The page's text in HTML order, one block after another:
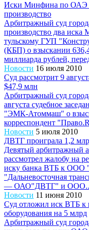
Иски Минфина по ОАЭ
производство
Арбитражный суд
производство два иска
тульскому ГУП
(КБП) о взыскании
миллиарда рублей,
Новости 16 июля 2010
Суд рассмотрит 9
$47,9 млн
Арбитражный суд
августа судебное
"ЭМК-Атоммаш" о
корреспондент
Новости 5 июля 2010
ДВТГ проиграла 1,2
Девятый арбитражный
рассмотрел жалобу на
иску банка ВТБ к ООО
"Дальневосточная
— ОАО"ДВТГ" и
Новости 11 июня 2010
Суд отложил иск ВТБ к
оборудования на 5 млрд
Арбитражный суд